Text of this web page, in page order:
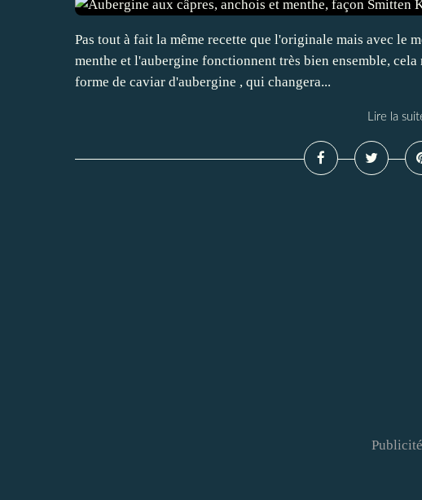
Pas tout à fait la même recette que l'originale mais avec le
menthe et l'aubergine fonctionnent très bien ensemble, cela
forme de caviar d'aubergine , qui changera...
Lire la
Publicité